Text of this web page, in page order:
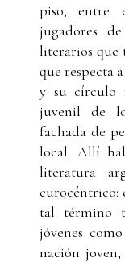
piso, entre
jugadores
literarios que
que respecta
y su círculo
juvenil de
fachada de
local. Allí
literatura
eurocéntrico:
tal término
jóvenes
nación